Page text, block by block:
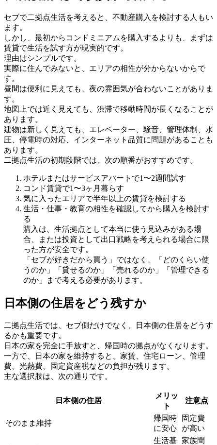
セブで二拠点生活を考えると、不動産購入を検討する人もい
ます。
しかし、最初からコンドミニアムを購入するよりも、まずは
賃貸で生活を試す方が現実的です。
理由はシンプルです。
実際に住んでみないと、エリアの相性が分からないからで
す。
昼間は便利に見えても、夜の雰囲気が合わないことがありま
す。
地図上では近く見えても、渋滞で移動時間が長くなることが
あります。
建物は新しく見えても、エレベーター、騒音、管理体制、水
圧、停電時の対応、インターネット品質に問題があることも
あります。
二拠点生活の初期段階では、次の順番がおすすめです。
ホテルまたはサービスアパートで1〜2週間試す
コンド賃貸で1〜3ヶ月暮らす
気に入ったエリアで半年以上の賃貸を検討する
生活・仕事・教育の相性を確認してから購入を検討す
る
購入は、生活拠点として本当に使う見込みがある場
合、または投資として出口戦略を考えられる場合に限
った方が安全です。
「セブが好きだから買う」ではなく、「どのくらい使
うのか」「貸せるのか」「売れるのか」「管理できる
のか」まで考える必要があります。
日本側の住居をどう残すか
二拠点生活では、セブ側だけでなく、日本側の住居をどうす
るかも重要です。
日本の家を完全に手放すと、帰国時の拠点がなくなります。
一方で、日本の家を維持すると、家賃、住宅ローン、管理
費、光熱費、固定資産税などの負担が残ります。
主な選択肢は、次の通りです。
日本側の住居
メリッ
ト
注意点
そのまま維持
帰国時
に安心
固定費
が高い
生活基
家族間